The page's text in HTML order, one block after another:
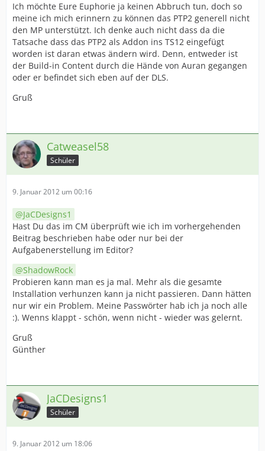
Ich möchte Eure Euphorie ja keinen Abbruch tun, doch so
meine ich mich erinnern zu können das PTP2 generell nicht
den MP unterstützt. Ich denke auch nicht dass da die
Tatsache dass das PTP2 als Addon ins TS12 eingefügt
worden ist daran etwas ändern wird. Denn, entweder ist
der Build-in Content durch die Hände von Auran gegangen
oder er befindet sich eben auf der DLS.
Gruß
Catweasel58
Schüler
9. Januar 2012 um 00:16
JaCDesigns1
Hast Du das im CM überprüft wie ich im vorhergehenden
Beitrag beschrieben habe oder nur bei der
Aufgabenerstellung im Editor?
ShadowRock
Probieren kann man es ja mal. Mehr als die gesamte
Installation verhunzen kann ja nicht passieren. Dann hätten
nur wir ein Problem. Meine Passwörter hab ich ja noch alle
:). Wenns klappt - schön, wenn nicht - wieder was gelernt.
Gruß
Günther
JaCDesigns1
Schüler
9. Januar 2012 um 18:06